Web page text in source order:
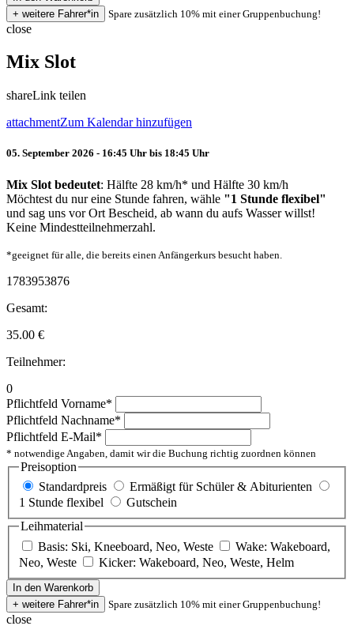
Spare zusätzlich 10% mit einer Gruppenbuchung!
close
Mix Slot
shareLink teilen
attachmentZum Kalendar hinzufügen
05. September 2026 - 16:45 Uhr bis 18:45 Uhr
Mix Slot bedeutet: Hälfte 28 km/h* und Hälfte 30 km/h
Möchtest du nur eine Stunde fahren, wähle "1 Stunde flexibel"
und sag uns vor Ort Bescheid, ab wann du aufs Wasser willst!
Keine Mindestteilnehmerzahl.
*geeignet für alle, die bereits einen Anfängerkurs besucht haben.
1783953876
Gesamt:
35.00 €
Teilnehmer:
0
Pflichtfeld Vorname*
Pflichtfeld Nachname*
Pflichtfeld E-Mail*
* notwendige Angaben, damit wir die Buchung richtig zuordnen können
Preisoption
Standardpreis
Ermäßigt für Schüler & Abiturienten
1 Stunde flexibel
Gutschein
Leihmaterial
Basis: Ski, Kneeboard, Neo, Weste
Wake: Wakeboard,
Neo, Weste
Kicker: Wakeboard, Neo, Weste, Helm
Spare zusätzlich 10% mit einer Gruppenbuchung!
close